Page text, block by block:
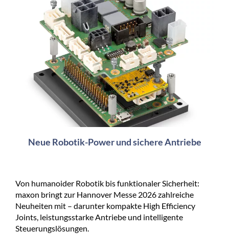
Neue Robotik-Power und sichere Antriebe
Von humanoider Robotik bis funktionaler Sicherheit:
maxon bringt zur Hannover Messe 2026 zahlreiche
Neuheiten mit – darunter kompakte High Efficiency
Joints, leistungsstarke Antriebe und intelligente
Steuerungslösungen.